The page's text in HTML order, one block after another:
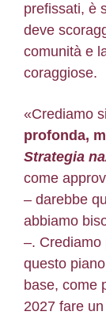
prefissati, è
deve
comunità e
coraggiose.
«Crediamo
profonda,
Strategia
come
– darebbe
abbiamo
–. Crediamo
questo
base, come
2027 fare